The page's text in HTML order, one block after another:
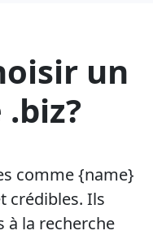
un
comme {name}
crédibles. Ils
à la recherche